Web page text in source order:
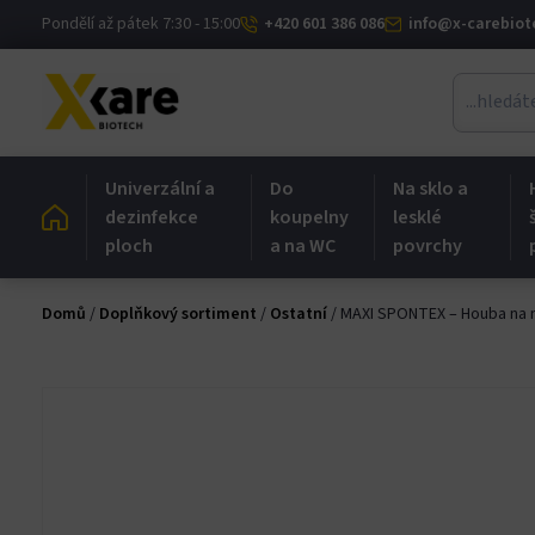
panel
panel
content
Pondělí až pátek 7:30 - 15:00 +420 601 386 086 info@x-
Univerzální a
dezinfekce
ploch
Do
koupelny
a na WC
Na sklo a
lesklé
povrchy
Domů / Doplňkový sortiment / Ostatní/ MAXI SPONTEX – Houba